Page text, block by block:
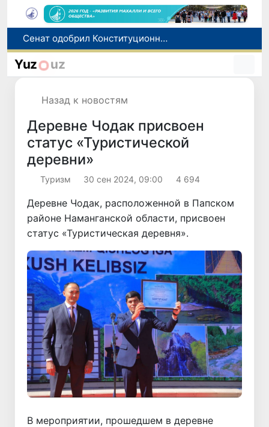
В Ташкенте задержали подозреваемых в распространении крупной партии наркотиков
В Узбекистане упростят назначение пенсий по инвалидности
Yuz uz
Назад к новостям
Деревне Чодак присвоен
статус «Туристической
деревни»
Туризм 30 сен 2024, 09:00 4 694
Деревне Чодак, расположенной в Папском
районе Наманганской области, присвоен
статус «Туристическая деревня».
В мероприятии, прошедшем в деревне